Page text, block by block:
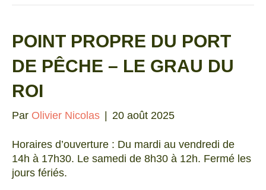
POINT PROPRE DU PORT
DE PÊCHE – LE GRAU DU
ROI
Par Olivier Nicolas 20 août 2025
Horaires d’ouverture : Du mardi au vendredi de
14h à 17h30. Le samedi de 8h30 à 12h. Fermé les
jours fériés.